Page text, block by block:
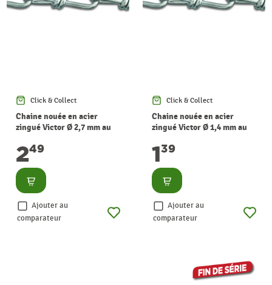
Click & Collect
Chaine nouée en acier
zingué Victor Ø 2,7 mm au
249
Consulter
Ajouter au
comparateur
Click & Collect
Chaine nouée en acier
zingué Victor Ø 1,4 mm au
139
Consulter
Ajouter au
comparateur